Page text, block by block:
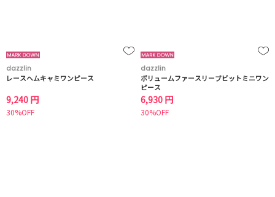
dazzlin
レースヘムキャミワンピース
9,240 円
30%OFF
dazzlin
ボリュームファースリーブビットミニワン
ピース
6,930 円
30%OFF